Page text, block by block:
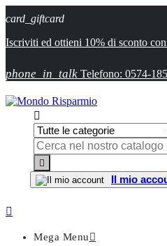
card_giftcard
Iscriviti ed ottieni 10% di sconto
phone_in_talk Telefono: 0574-


Il mio

Mega Menu 